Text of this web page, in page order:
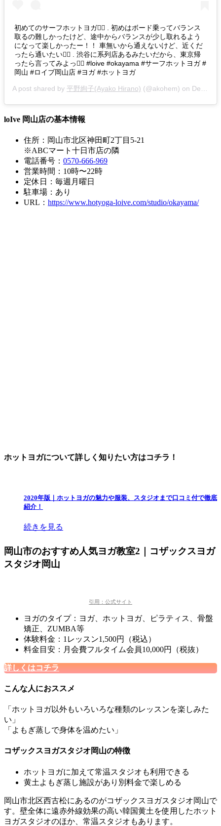
初めてのサーフホットヨガ🏄‍♀️ . 初めはボード乗ってバランス
取るの難しかったけど、途中からバランスが少し取れるよう
になって楽しかったー！！ 車無いから通えないけど、近くだ
ったら通いたい👯‍♀️ . 渋谷に系列店あるみたいだから、東京帰
ったら言ってみよっ🙋‍♀️ #loive #okayama #サーフホットヨガ #
岡山 #ロイブ岡山店 #ヨガ #ホットヨガ
A post shared by 平野絢子(Ayako Hirano) (@akohem) on Dec 8, 2018 at 6:53am PST
loIve 岡山店の基本情報
住所：岡山市北区神田町2丁目5-21
※ABCマート十日市店の隣
電話番号： 0570-666-969
営業時間：10時〜22時
定休日：毎週月曜日
駐車場：あり
URL： https://www.hotyoga-loive.com/studio/okayama/
ホットヨガについて詳しく知りたい方はコチラ！
2020年版｜ホットヨガの魅力や服装、スタジオまで口コミ付で徹底
紹介！
続きを見る
岡山市のおすすめ人気ヨガ教室2｜コザックスヨガ
スタジオ岡山
引用：公式サイト
ヨガのタイプ：ヨガ、ホットヨガ、ピラティス、骨盤
矯正、ZUMBA等
体験料金：1レッスン1,500円（税込）
料金目安：月会費フルタイム会員10,000円（税抜）
詳しくはコチラ
こんな人におススメ
「ホットヨガ以外もいろいろな種類のレッスンを楽しみた
い」
「よもぎ蒸しで身体を温めたい」
コザックスヨガスタジオ岡山の特徴
ホットヨガに加えて常温スタジオも利用できる
黄土よもぎ蒸し施設があり 別料金で楽しめる
岡山市北区西古松にあるのがコザックスヨガスタジオ岡山で
す。 壁全体に遠赤外線効果の高い韓国黄土を使用したホット
ヨガスタジオのほか、常温スタジオもあります。